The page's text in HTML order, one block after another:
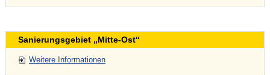
Sanierungsgebiet „Mitte-Ost“
Weitere Informationen